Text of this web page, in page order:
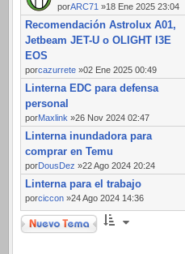
porARC71 »18 Ene 2025 23:04
Recomendación Astrolux A01,
Jetbeam JET-U o OLIGHT I3E
EOS
porcazurrete »02 Ene 2025 00:49
Linterna EDC para defensa
personal
porMaxlink »26 Nov 2024 02:47
Linterna inundadora para
comprar en Temu
porDousDez »22 Ago 2024 20:24
Linterna para el trabajo
porciccon »24 Ago 2024 14:36
Nuevo Tema